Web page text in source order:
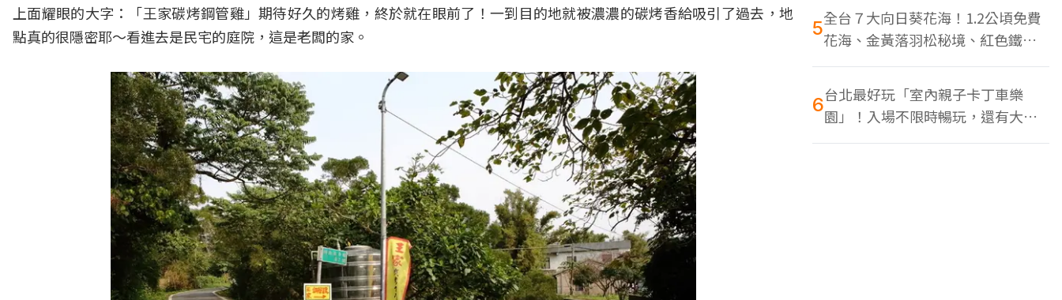
上面耀眼的大字：「王家碳烤鋼管雞」期待好久的烤雞，終於就在眼前了！一到目的地就被濃濃的碳烤香給吸引了過去，地
點真的很隱密耶～看進去是民宅的庭院，這是老闆的家。
5全台７大向日葵花海！1.2公頃免費
花海、金黃落羽松秘境、紅色鐵橋
同框
6台北最好玩「室內親子卡丁車樂
園」！入場不限時暢玩，還有大螢
幕Switch遊戲區